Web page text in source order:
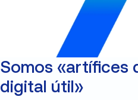
Somos «artífices
digital útil»